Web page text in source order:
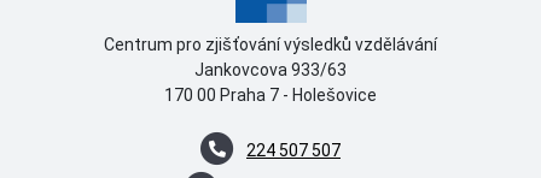
Centrum pro zjišťování výsledků vzdělávání
Jankovcova 933/63
170 00 Praha 7 - Holešovice
224 507 507